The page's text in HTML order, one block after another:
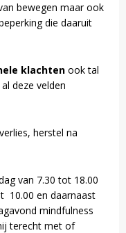
bewegen maar ook
die daaruit
klachten ook tal
deze velden
herstel na
van 7.30 tot 18.00
10.00 en daarnaast
mindfulness
terecht met of